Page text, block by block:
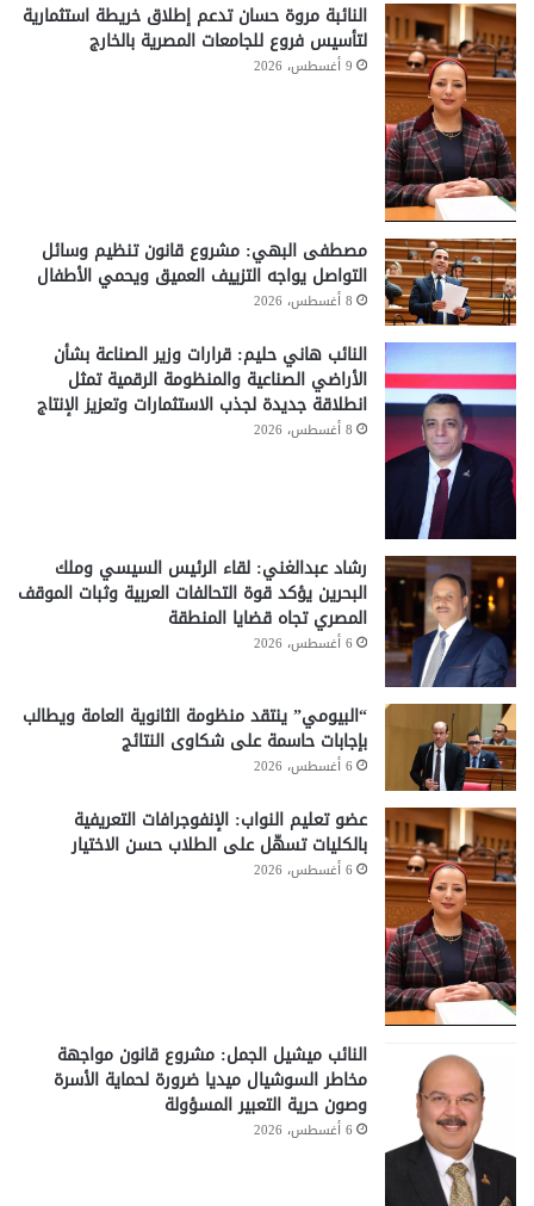
النائبة مروة حسان تدعم إطلاق خريطة استثمارية
لتأسيس فروع للجامعات المصرية بالخارج
9 أغسطس، 2026
مصطفى البهي: مشروع قانون تنظيم وسائل
التواصل يواجه التزييف العميق ويحمي الأطفال
8 أغسطس، 2026
النائب هاني حليم: قرارات وزير الصناعة بشأن
الأراضي الصناعية والمنظومة الرقمية تمثل
انطلاقة جديدة لجذب الاستثمارات وتعزيز الإنتاج
8 أغسطس، 2026
رشاد عبدالغني: لقاء الرئيس السيسي وملك
البحرين يؤكد قوة التحالفات العربية وثبات الموقف
المصري تجاه قضايا المنطقة
6 أغسطس، 2026
“البيومي” ينتقد منظومة الثانوية العامة ويطالب
بإجابات حاسمة على شكاوى النتائج
6 أغسطس، 2026
عضو تعليم النواب: الإنفوجرافات التعريفية
بالكليات تسهّل على الطلاب حسن الاختيار
6 أغسطس، 2026
النائب ميشيل الجمل: مشروع قانون مواجهة
مخاطر السوشيال ميديا ضرورة لحماية الأسرة
وصون حرية التعبير المسؤولة
6 أغسطس، 2026